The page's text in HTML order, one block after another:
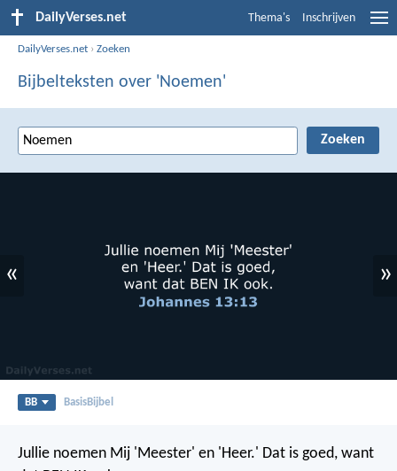
DailyVerses.net Thema's Inschrijven
DailyVerses.net ›Zoeken
Bijbelteksten over 'Noemen'
« »
BB BasisBijbel
Jullie noemen Mij 'Meester' en 'Heer.' Dat is goed, want